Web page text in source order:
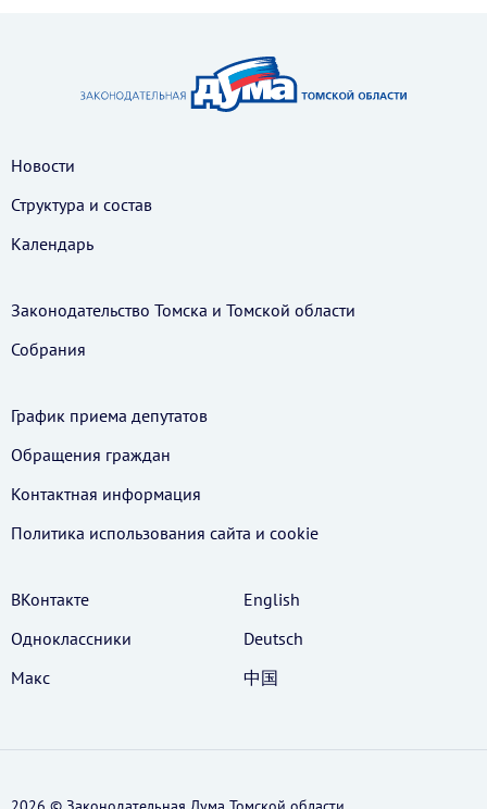
Новости
Структура и состав
Календарь
Законодательство Томска и Томской области
Собрания
График приема депутатов
Обращения граждан
Контактная информация
Политика использования cайта и cookie
ВКонтакте
Одноклассники
Макс
English
Deutsch
中国